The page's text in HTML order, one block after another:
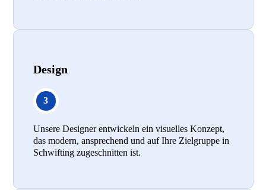
Design
Unsere Designer entwickeln ein visuelles Konzept,
das modern, ansprechend und auf Ihre Zielgruppe in
Schwifting zugeschnitten ist.